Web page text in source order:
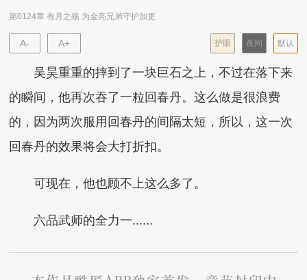
第0124章 有月之殇 为金亮兄弟守护加更
A- A+ 默认
夜间
护眼
吴昊重重的摔到了一块巨石之上，不过在落下来
的瞬间，他再次吞了一粒回春丹。这么做是很浪费
的，因为两次服用回春丹的间隔太短，所以，这一次
回春丹的效果将会大打折扣。
可现在，他也顾不上这么多了。
六品武师的全力一......